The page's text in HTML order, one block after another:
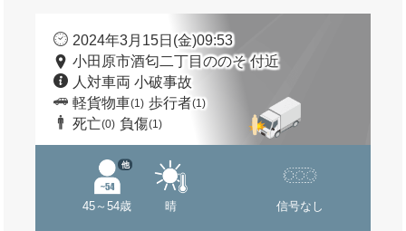
2024年3月15日(金)09:53
小田原市酒匂二丁目ののそ 付近
人対車両 小破事故
軽貨物車(1) 歩行者(1)
死亡(0) 負傷(1)
45～54歳
他
晴 信号なし